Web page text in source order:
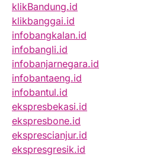
klikBandung.id
klikbanggai.id
infobangkalan.id
infobangli.id
infobanjarnegara.id
infobantaeng.id
infobantul.id
ekspresbekasi.id
ekspresbone.id
eksprescianjur.id
ekspresgresik.id